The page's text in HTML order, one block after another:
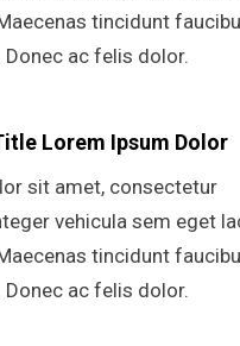
tincidunt
ac felis dolor.
Lorem Ipsum Dolor
sit amet, consectetur
vehicula sem eget
tincidunt
ac felis dolor.